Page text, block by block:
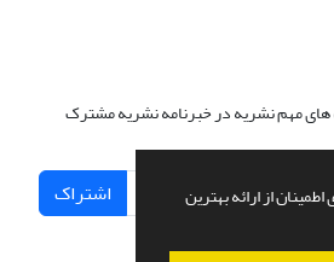
از ارائه بهترین
های مهم نشریه در خبرنامه نشریه مشترک
اشتراک